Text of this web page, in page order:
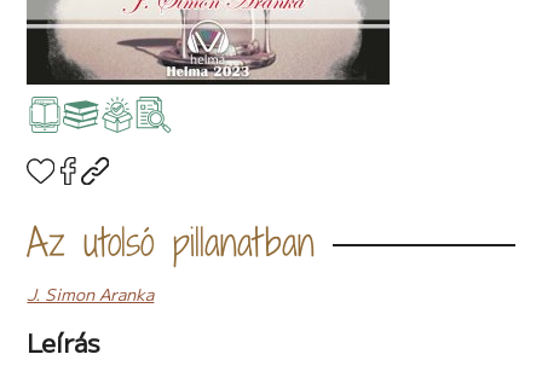
Az utolsó pillanatban
J. Simon Aranka
Leírás